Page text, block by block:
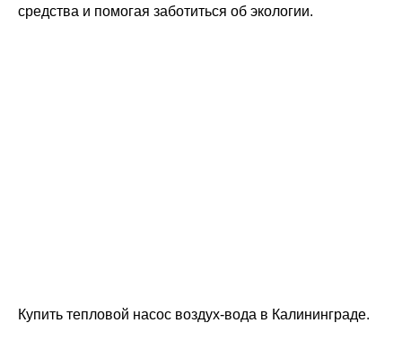
средства и помогая заботиться об экологии.
Купить тепловой насос воздух-вода в Калининграде.